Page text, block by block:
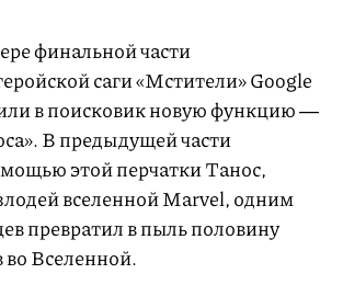
финальной части
саги «Мстители» Google
в поисковик новую функцию ―
В предыдущей части
этой перчатки Танос,
вселенной Marvel, одним
превратил в пыль половину
Вселенной.